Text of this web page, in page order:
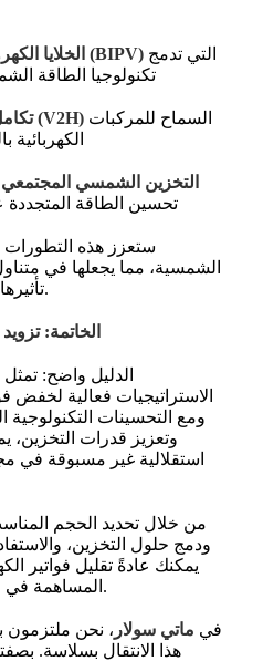
الخلايا الكهروضوئية المتكاملة للمباني (BIPV)
تكنولوجيا الطاقة
تكامل من السيارة إلى المنزل (V2H)
التخزين الشمسي المجتمعي
تحسين الطاقة المتجددة
ستعزز هذه التطورات
الشمسية، مما يجعلها في
تأثيرها على أنظمة الطاقة العالمية.
الخاتمة:
الدليل واضح:
ومع التحسينات
وتعزيز قدرات التخزين،
استقلالية غير مسبوقة في
من خلال تحديد الحجم
ودمج حلول التخزين،
يمكنك عادةً تقليل فواتير
المساهمة في مستقبل طاقة أكثر استدامة.
في ماتي سولار ، نحن ملتزمون
هذا الانتقال بسلاسة.